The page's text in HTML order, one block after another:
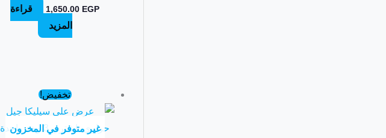
1,650.00 EGP
قراءة
المزيد
تخفيض!
غير متوفر في المخزون
هو:
1,600.00 EGP.
السعر
الحالي
هو:
1,200.00 EGP.